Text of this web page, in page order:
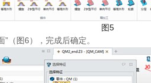
图5
（图6），完成后确定。